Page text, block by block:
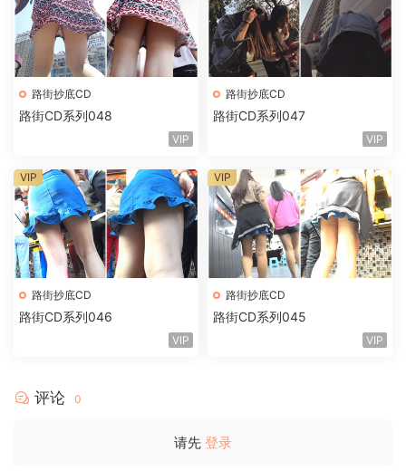
路街抄底CD
路街CD系列048
VIP
路街抄底CD
路街CD系列047
VIP
路街抄底CD
路街CD系列046
VIP
VIP
路街抄底CD
路街CD系列045
VIP
VIP
评论 0
请先 登录